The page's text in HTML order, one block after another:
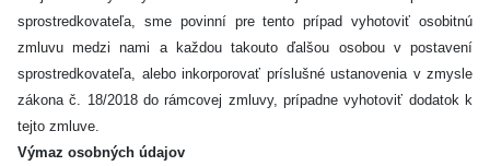
sprostredkovateľa, sme povinní pre tento prípad vyhotoviť osobitnú
zmluvu medzi nami a každou takouto ďalšou osobou v postavení
sprostredkovateľa, alebo inkorporovať príslušné ustanovenia v zmysle
zákona č. 18/2018 do rámcovej zmluvy, prípadne vyhotoviť dodatok k
tejto zmluve.
Výmaz osobných údajov